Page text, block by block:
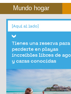
Mundo hogar